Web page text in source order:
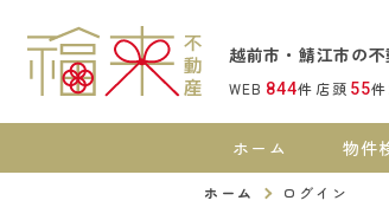
越前市・鯖江市の
WEB 844件 店頭 55件
ホーム 物件
ホーム ログイン